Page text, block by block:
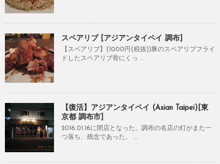
スペアリブ [アジアンタイペイ 調布]
【スペアリブ】(1000円(税抜))豚のスペアリブフライ
ドしたスペアリブ骨にくっ ...
【復活】アジアンタイペイ (Asian Taipei)[東
京都 調布市]
2016.01.16に閉店となった。調布の名店の灯がまた一
つ落ち、残念であった。 ...